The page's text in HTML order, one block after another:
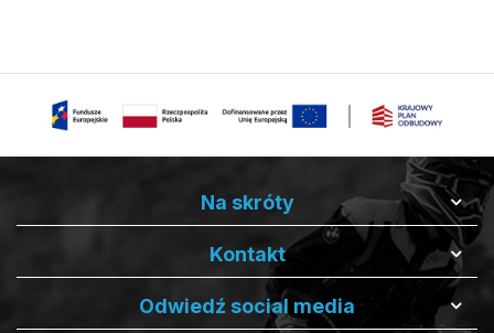
Na skróty
Kontakt
Odwiedź social media